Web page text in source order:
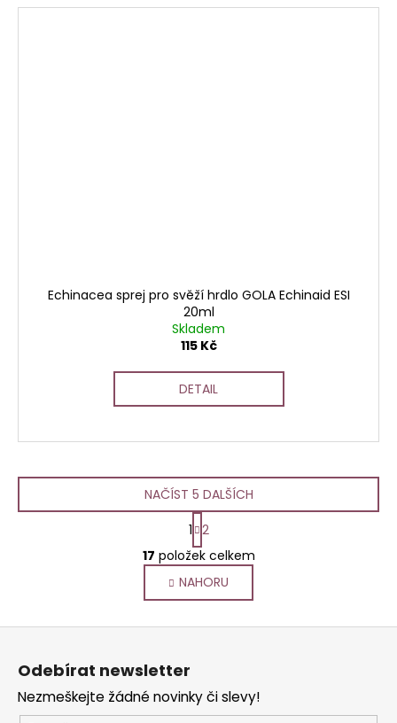
Echinacea sprej pro svěží hrdlo GOLA Echinaid ESI
20ml
Skladem
115 Kč
DETAIL
O
v
l
á
d
p
NAČÍST 5 DALŠÍCH
S
t
r
á
n
k
1 2
17 položek celkem
NAHORU
Z
Odebírat newsletter
Nezmeškejte žádné novinky či slevy!